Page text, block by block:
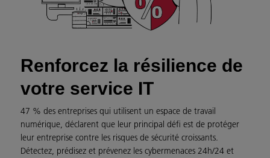
Renforcez la résilience de
votre service IT
47 % des entreprises qui utilisent un espace de travail
numérique, déclarent que leur principal défi est de protéger
leur entreprise contre les risques de sécurité croissants.
Détectez, prédisez et prévenez les cybermenaces 24h/24 et